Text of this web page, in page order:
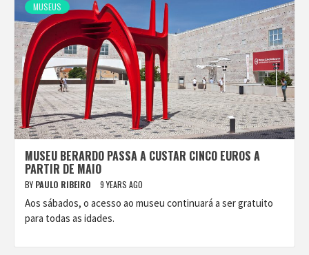
MUSEUS
MUSEU BERARDO PASSA A CUSTAR CINCO EUROS A
PARTIR DE MAIO
BY PAULO RIBEIRO 9 YEARS AGO
Aos sábados, o acesso ao museu continuará a ser gratuito
para todas as idades.